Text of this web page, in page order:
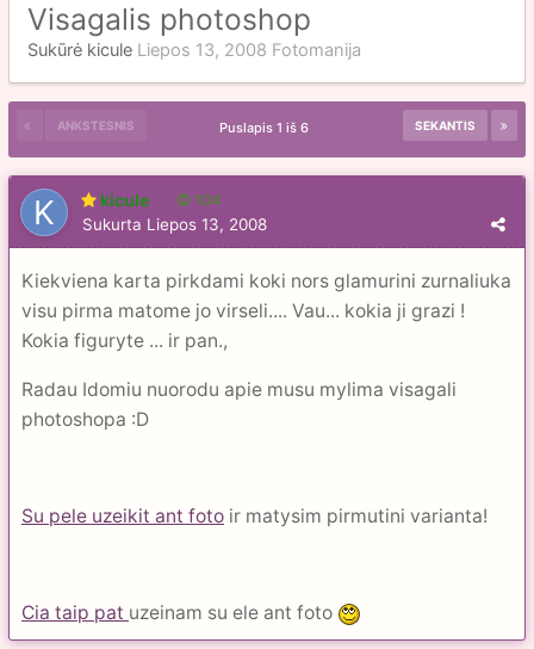
Visagalis photoshop
Sukūrė kicule Liepos 13, 2008 Fotomanija
ANKSTESNIS SEKANTIS
Puslapis 1 iš 6
kicule 104
Sukurta Liepos 13, 2008
Kiekviena karta pirkdami koki nors glamurini zurnaliuka
visu pirma matome jo virseli.... Vau... kokia ji grazi !
Kokia figuryte ... ir pan.,
Radau Idomiu nuorodu apie musu mylima visagali
photoshopa :D
Su pele uzeikit ant foto ir matysim pirmutini varianta!
Cia taip pat uzeinam su ele ant foto